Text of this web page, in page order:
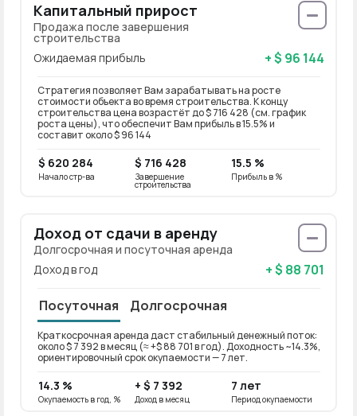
Капитальный прирост
Продажа после завершения
строительства
Ожидаемая прибыль
+ $ 96 144
Стратегия позволяет Вам зарабатывать на росте
стоимости объекта во время строительства. К концу
строительства цена возрастёт до $ 716 428 (см. график
роста цены), что обеспечит Вам прибыль в 15.5% и
составит около $ 96 144
$ 620 284
Начало стр-ва
$ 716 428
Завершение
строительства
15.5 %
Прибыль в %
Доход от сдачи в аренду
Долгосрочная и посуточная аренда
Доход в год
+ $ 88 701
Посуточная Долгосрочная
Краткосрочная аренда даст стабильный денежный поток:
около $ 7 392 в месяц (≈ +$ 88 701 в год). Доходность ~14.3%,
ориентировочный срок окупаемости — 7 лет.
14.3 %
Окупаемость в год, %
+ $ 7 392
Доход в месяц
7 лет
Период окупаемости